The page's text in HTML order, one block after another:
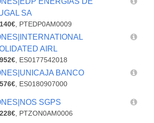
SA
, PTEDP0AM0009
AIRL
, ES0177542018
BANCO
, ES0180907000
SGPS
, PTZON0AM0006